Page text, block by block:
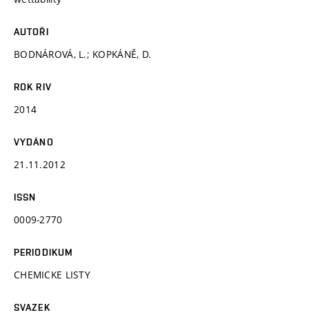
AUTOŘI
BODNÁROVÁ, L.; KOPKÁNĚ, D.
ROK RIV
2014
VYDÁNO
21.11.2012
ISSN
0009-2770
PERIODIKUM
CHEMICKE LISTY
SVAZEK